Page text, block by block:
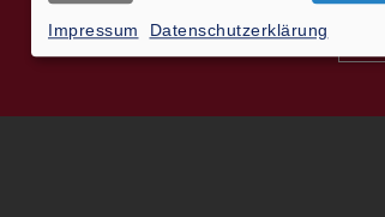
Impressum Datenschutzerklärung